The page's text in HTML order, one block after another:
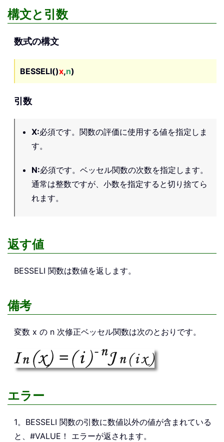
構文と引数
数式の構文
BESSELI()x,n)
引数
X:必須です。関数の評価に使用する値を指定しま
す。
N:必須です。ベッセル関数の次数を指定します。
通常は整数ですが、小数を指定すると切り捨てら
れます。
返す値
BESSELI 関数は数値を返します。
備考
変数 x の n 次修正ベッセル関数は次のとおりです。
エラー
1。BESSELI 関数の引数に数値以外の値が含まれている
と、#VALUE！ エラーが返されます。